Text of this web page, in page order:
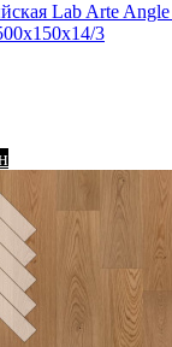
Lab Arte
3